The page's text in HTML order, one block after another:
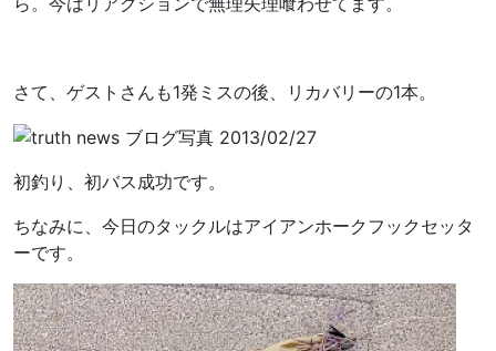
さて、ゲストさんも1発ミスの後、リカバリーの1本。
初釣り、初バス成功です。
ちなみに、今日のタックルはアイアンホークフックセッタ
ーです。